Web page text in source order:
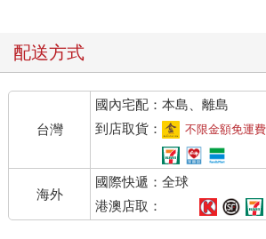
配送方式
台灣
國內宅配：本島、離島
到店取貨：
不限金額免運費
海外
國際快遞：全球
港澳店取：